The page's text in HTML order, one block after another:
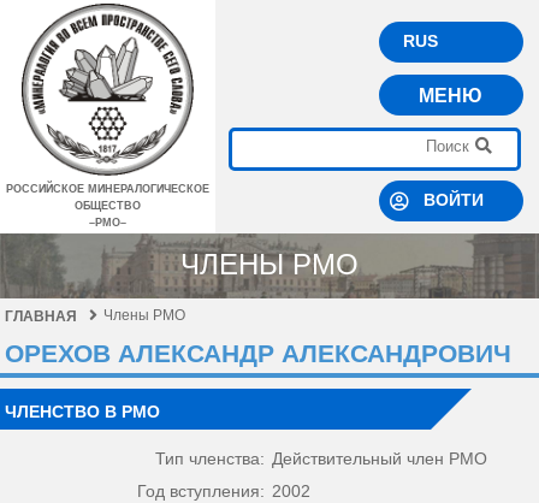
РОССИЙСКОЕ МИНЕРАЛОГИЧЕСКОЕ
ОБЩЕСТВО
–РМО–
RUS
МЕНЮ
ВОЙТИ
ЧЛЕНЫ РМО
ГЛАВНАЯ Члены РМО
ОРЕХОВ АЛЕКСАНДР АЛЕКСАНДРОВИЧ
ЧЛЕНСТВО В РМО
Тип членства: Действительный член РМО
Год вступления: 2002